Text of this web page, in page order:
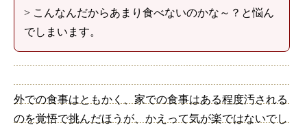
> こんなんだからあまり食べないのかな～？と悩ん
でしまいます。
外での食事はともかく、家での食事はある程度汚される
のを覚悟で挑んだほうが、かえって気が楽ではないでし